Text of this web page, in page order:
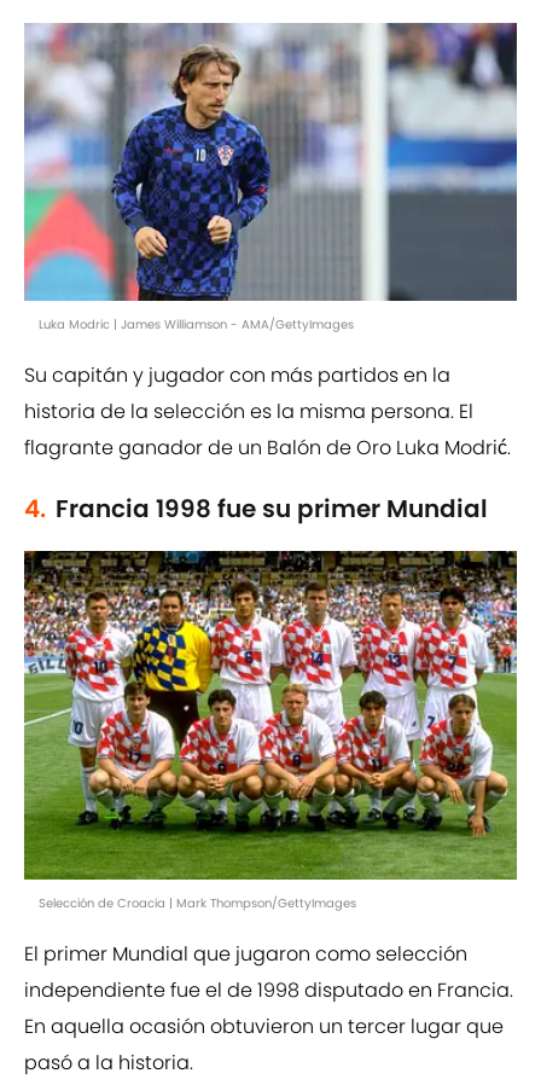
Luka Modric | James Williamson - AMA/GettyImages
Su capitán y jugador con más partidos en la
historia de la selección es la misma persona. El
flagrante ganador de un Balón de Oro Luka Modrić.
4. Francia 1998 fue su primer Mundial
Selección de Croacia | Mark Thompson/GettyImages
El primer Mundial que jugaron como selección
independiente fue el de 1998 disputado en Francia.
En aquella ocasión obtuvieron un tercer lugar que
pasó a la historia.